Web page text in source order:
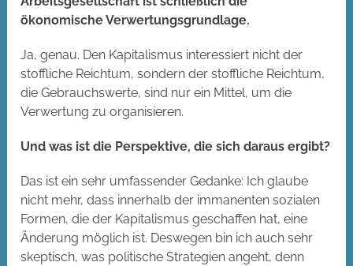
ökonomische Verwertungsgrundlage.
Ja, genau. Den Kapitalismus interessiert nicht der
stoffliche Reichtum, sondern der stoffliche Reichtum,
die Gebrauchswerte, sind nur ein Mittel, um die
Verwertung zu organisieren.
Und was ist die Perspektive, die sich daraus ergibt?
Das ist ein sehr umfassender Gedanke: Ich glaube
nicht mehr, dass innerhalb der immanenten sozialen
Formen, die der Kapitalismus geschaffen hat, eine
Änderung möglich ist. Deswegen bin ich auch sehr
skeptisch, was politische Strategien angeht, denn